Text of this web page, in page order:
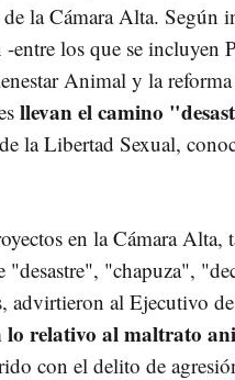
la Cámara Alta. Según
entre los que se incluyen
Animal y la
llevan el camino
la Libertad Sexual,
en la Cámara
"desastre", "chapuza",
advirtieron al Ejecutivo
lo relativo al maltrato
con el delito de